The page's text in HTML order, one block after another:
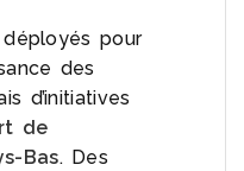
pour
des
d’initiatives
de
Bas. Des